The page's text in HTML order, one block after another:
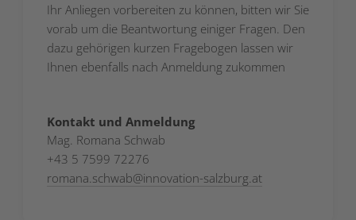
Ihr Anliegen vorbereiten zu können, bitten wir Sie
vorab um die Beantwortung einiger Fragen. Den
dazu gehörigen kurzen Fragebogen lassen wir
Ihnen ebenfalls nach Anmeldung zukommen
Kontakt und Anmeldung
Mag. Romana Schwab
+43 5 7599 72276
romana.schwab@innovation-salzburg.at